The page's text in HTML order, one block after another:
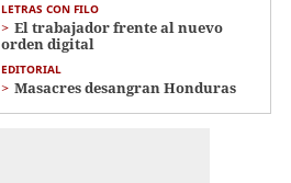
LETRAS CON FILO
El trabajador frente al nuevo
orden digital
EDITORIAL
Masacres desangran Honduras